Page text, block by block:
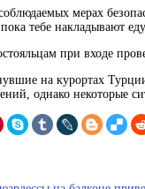
мерах
тебе накладывают
при входе
на курортах
однако некоторые